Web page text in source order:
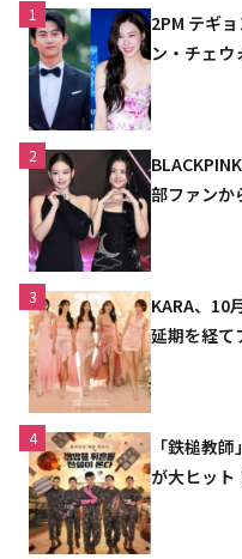
1
2PM テギ
ン・チェ
2
部ファン
3
KARA、10
延期を経て
4
「鉄槌教
が大ヒット